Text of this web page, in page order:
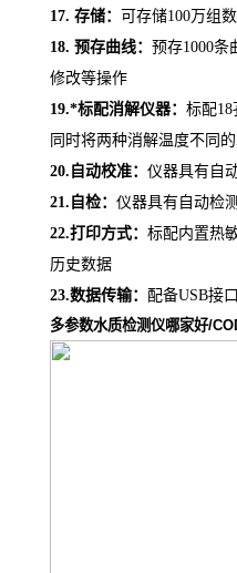
17. 存储： 可存储100万组
18. 预存曲线： 预存1000条
修改等操作
19.*标配消解仪器： 标配
同时将两种消解温度不同的
20. 自动校准： 仪器具有自
21. 自检： 仪器具有自动检
22.打印方式： 标配内置热
历史数据
23.数据传输： 配备USB接
多参数水质检测仪哪家好/